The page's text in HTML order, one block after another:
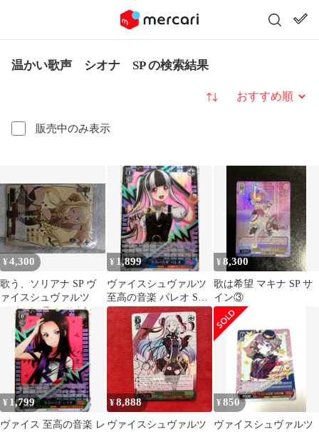
温かい歌声 シオナ SP の検索結果
販売中のみ表示
並び替え
¥4,300
歌う、ソリアナ SP ヴ
ァイスシュヴァルツ
¥ 1,899
ヴァイスシュヴァルツ
至高の音楽 パレオ SPa
サイン
¥8,300
歌は希望 マキナ SP サ
イン③
¥ 1,799
ヴァイス 至高の音楽 レ
¥8,888
ヴァイスシュヴァルツ
¥850
ヴァイスシュヴァルツ